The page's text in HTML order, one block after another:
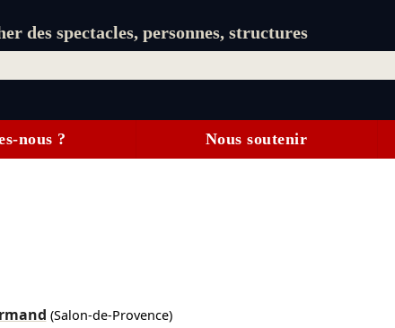
des spectacles, personnes, structures
nous ? Nous soutenir
(Salon-de-Provence)